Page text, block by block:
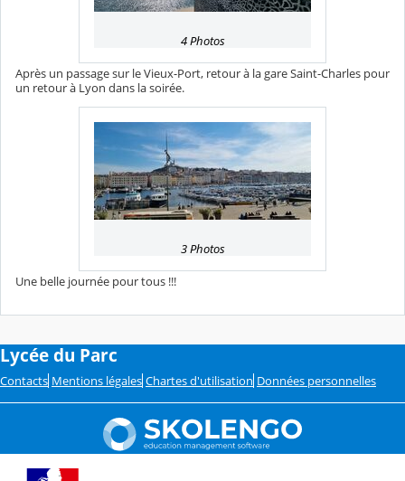
4 Photos
Après un passage sur le Vieux-Port, retour à la gare Saint-Charles pour
un retour à Lyon dans la soirée.
3 Photos
Une belle journée pour tous !!!
Lycée du Parc
Contacts Mentions légales Chartes d'utilisation Données personnelles